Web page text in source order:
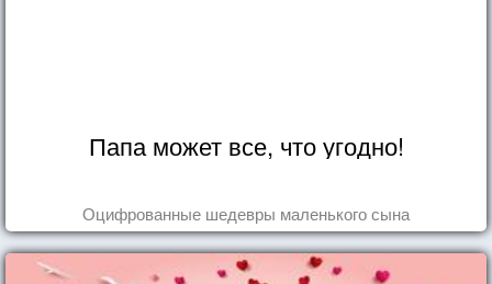
Папа может все, что угодно!
Оцифрованные шедевры маленького сына